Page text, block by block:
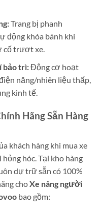
Trang bị phanh
động khóa bánh khi
cố trượt xe.
bảo trì:Động cơ hoạt
năng/nhiên liệu thấp,
kinh tế.
Hãng Sẵn Hàng
khách hàng khi mua xe
hóc. Tại kho hàng
dự trữ sẵn có 100%
choXe nâng người
bao gồm: